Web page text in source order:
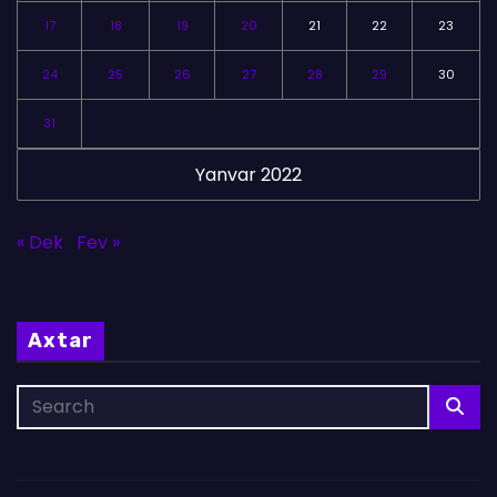
Yanvar 2022
17 18 19 20 21 22 23
24 25 26 27 28 29 30
31
« Dek Fev »
Axtar